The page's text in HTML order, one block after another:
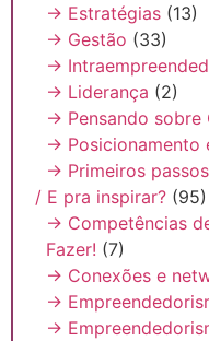
→ Estratégias (13)
→ Gestão (33)
→
→ Liderança (2)
→ Pensando sobre
→ Posicionamento
→ Primeiros passos
/ E pra inspirar? (95)
→ Competências
Fazer! (7)
→ Conexões e
→
→